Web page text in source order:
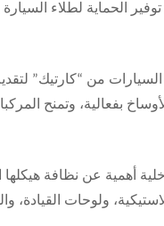
الحماية لطلاء السيارة
من “كارتيك”
بفعالية، وتمنح
أهمية عن نظافة
ولوحات